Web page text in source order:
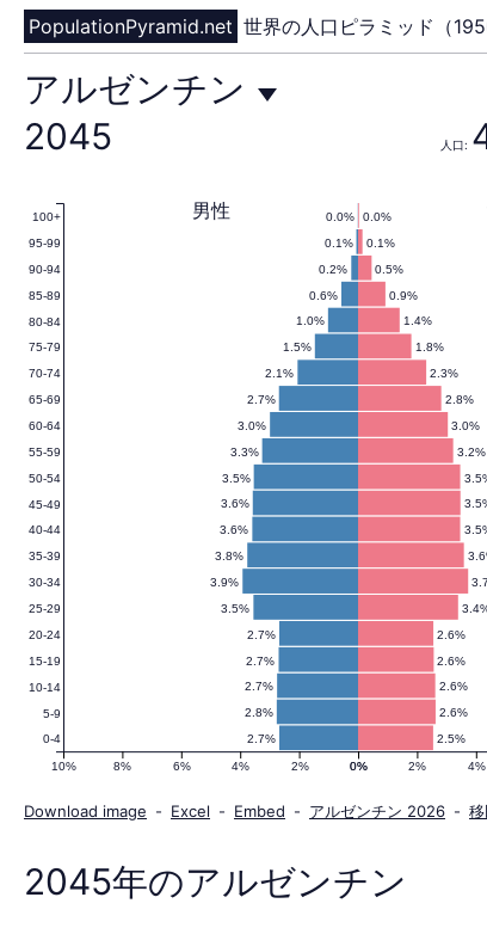
PopulationPyramid.net 世界の人口ピラミッド（
ア
ル
ゼ
ン
チ
ン
の
人
口
アルゼンチン
2045
人口:
2.5%
2.7%
2.6%
2.8%
2.6%
2.7%
2.6%
2.7%
2.6%
2.7%
3.5%
3.9%
3.8%
3.6%
3.6%
3.5%
3.2%
3.3%
3.0%
3.0%
2.8%
2.7%
2.3%
2.1%
1.8%
1.5%
1.4%
1.0%
0.9%
0.6%
0.5%
0.2%
0.1%
0.1%
0.0%
0.0%
男性
0% 2% 4%
10% 8% 6% 4% 2% 0%
0-4
5-9
10-14
15-19
20-24
25-29
30-34
35-39
40-44
45-49
50-54
55-59
60-64
65-69
70-74
75-79
80-84
85-89
90-94
95-99
100+
Download image - Excel - Embed - アルゼンチン 2026 -
2045年のアルゼンチン